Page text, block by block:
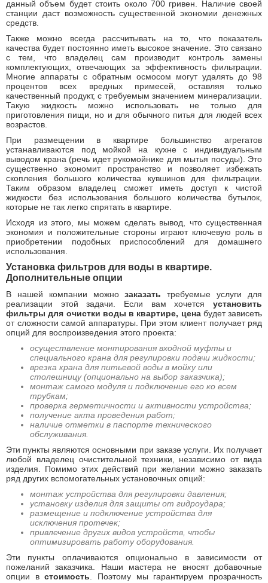
данный объем будет стоить около 700 гривен. Наличие своей
станции даст возможность существенной экономии денежных
средств.
Также можно всегда рассчитывать на то, что показатель
качества будет постоянно иметь высокое значение. Это связано
с тем, что владелец сам производит контроль замены
комплектующих, отвечающих за эффективность фильтрации.
Многие аппараты с обратным осмосом могут удалять до 98
процентов всех вредных примесей, оставляя только
качественный продукт, с требуемым значением минерализации.
Такую жидкость можно использовать не только для
приготовления пищи, но и для обычного питья для людей всех
возрастов.
При размещении в квартире большинство агрегатов
устанавливаются под мойкой на кухне с индивидуальным
выводом крана (речь идет рукомойнике для мытья посуды). Это
существенно экономит пространство и позволяет избежать
скопления большого количества кувшинов для фильтрации.
Таким образом владелец сможет иметь доступ к чистой
жидкости без использования большого количества бутылок,
которые не так легко спрятать в квартире.
Исходя из этого, мы можем сделать вывод, что существенная
экономия и положительные стороны играют ключевую роль в
приобретении подобных приспособлений для домашнего
использования.
Установка фильтров для воды в квартире.
Дополнительные опции
В нашей компании можнозаказать требуемые услуги для
реализации этой задачи. Если вам хочется установить
фильтры для очистки воды в квартире, ценабудет зависеть
от сложности самой аппаратуры. При этом клиент получает ряд
опций для воспроизведения этого проекта:
осуществление монтирования входной муфты и
специального крана для регулировки подачи жидкости;
врезка крана для питьевой воды в мойку или
столешницу (опционально на выбор заказчика);
монтаж самого модуля и подключение его ко всем
трубкам;
проверка герметичности и активности устройства;
получение акта проведения работ;
наличие отметки в паспорте технического
обслуживания.
Эти пункты являются основными при заказе услуги. Их получает
любой владелец очистительной техники, независимо от вида
изделия. Помимо этих действий при желании можно заказать
ряд других вспомогательных установочных опций:
монтаж устройства для регулировки давления;
установку изделия для защиты от гидроудара;
размещение и подключение устройства для
исключения протечек;
привлечение других видов устройств, чтобы
оптимизировать работу оборудования.
Эти пункты оплачиваются опционально в зависимости от
пожеланий заказчика. Наши мастера не вносят добавочные
опции встоимость. Поэтому мы гарантируем прозрачность